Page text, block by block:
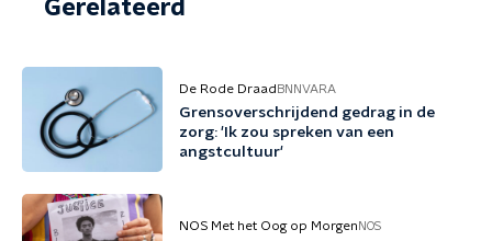
Gerelateerd
De Rode Draad BNNVARA
Grensoverschrijdend gedrag in de
zorg: 'Ik zou spreken van een
angstcultuur'
NOS Met het Oog op Morgen NOS